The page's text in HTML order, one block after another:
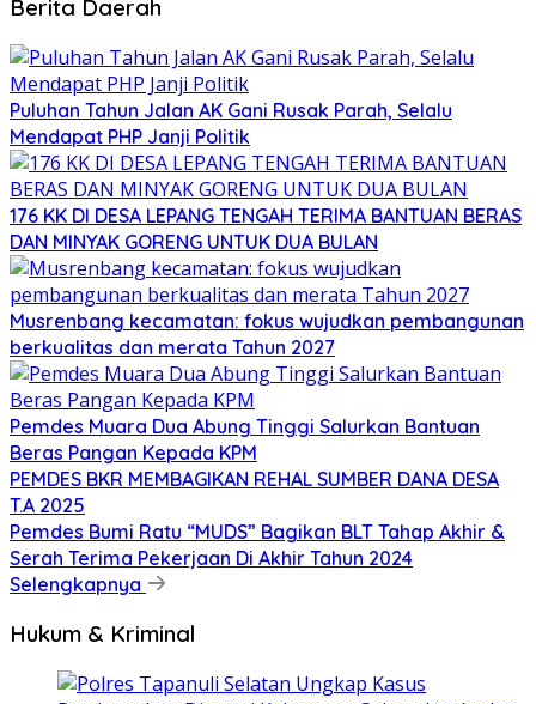
Berita Daerah
Puluhan Tahun Jalan AK Gani Rusak Parah, Selalu
Mendapat PHP Janji Politik
176 KK DI DESA LEPANG TENGAH TERIMA BANTUAN BERAS
DAN MINYAK GORENG UNTUK DUA BULAN
Musrenbang kecamatan: fokus wujudkan pembangunan
berkualitas dan merata Tahun 2027
Pemdes Muara Dua Abung Tinggi Salurkan Bantuan
Beras Pangan Kepada KPM
PEMDES BKR MEMBAGIKAN REHAL SUMBER DANA DESA
T.A 2025
Pemdes Bumi Ratu “MUDS” Bagikan BLT Tahap Akhir &
Serah Terima Pekerjaan Di Akhir Tahun 2024
Selengkapnya
Hukum & Kriminal